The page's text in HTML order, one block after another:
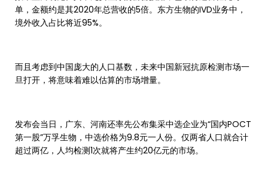
单，金额约是其2020年总营收的5倍。东方生物的IVD业务中，
境外收入占比将近95%。
而且考虑到中国庞大的人口基数，未来中国新冠抗原检测市场一
旦打开，将意味着难以估算的市场增量。
发布会当日，广东、河南还率先公布集采中选企业为“国内POCT
第一股”万孚生物，中选价格为9.8元一人份。仅两省人口就合计
超过两亿，人均检测1次就将产生约20亿元的市场。